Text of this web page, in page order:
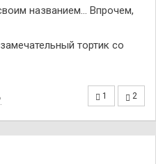
названием… Впрочем,
тортик со
1 2